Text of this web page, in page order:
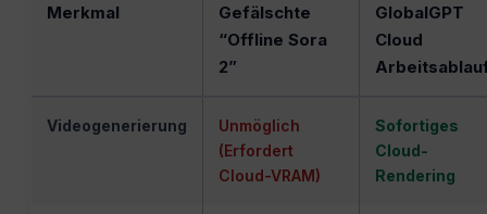
Merkmal
Gefälschte
“Offline Sora
2”
GlobalGPT
Cloud
Videogenerierung
Unmöglich
(Erfordert
Cloud-VRAM)
Sofortiges
Cloud-
Rendering